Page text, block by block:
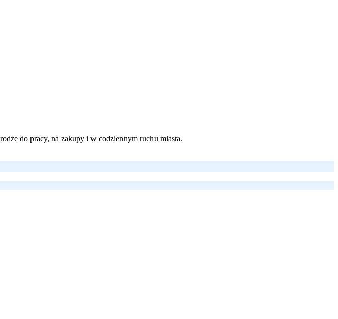
do pracy, na zakupy i w codziennym ruchu miasta.